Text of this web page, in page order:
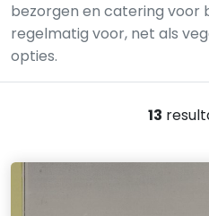
bezorgen en catering voor
regelmatig voor, net als
opties.
13